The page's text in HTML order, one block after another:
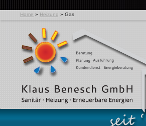
Home » Heizung » Gas